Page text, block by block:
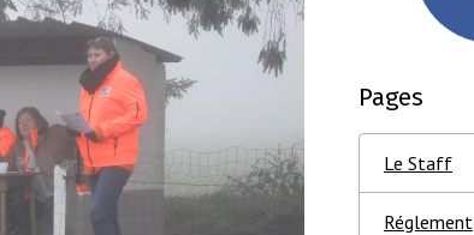
Pages
Le Staff
Réglement